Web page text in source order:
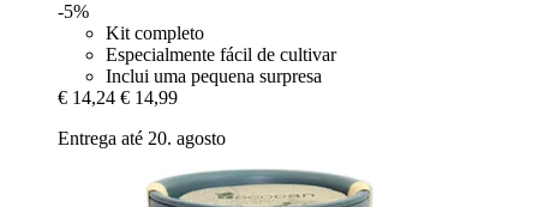
-5%
Kit completo
Especialmente fácil de cultivar
Inclui uma pequena surpresa
€ 14,24 € 14,99
Entrega até 20. agosto